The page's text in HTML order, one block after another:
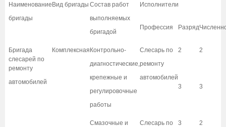
Наименование
бригады
Вид бригады Состав работ
выполняемых
бригадой
Исполнители
Профессия Разряд
Бригада
слесарей по
ремонту
автомобилей
Комплексная Контрольно-
диагностические,
крепежные и
регулировочные
работы
Слесарь по
ремонту
автомобилей
2 2
3 3
Смазочные и
Слесарь по
3 2